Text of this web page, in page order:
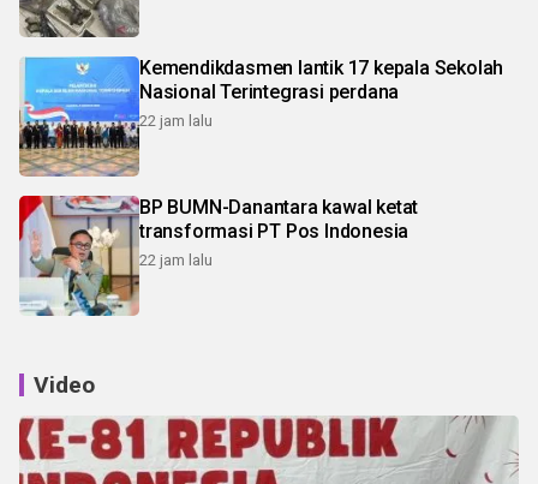
Kemendikdasmen lantik 17 kepala Sekolah
Nasional Terintegrasi perdana
22 jam lalu
BP BUMN-Danantara kawal ketat
transformasi PT Pos Indonesia
22 jam lalu
Video